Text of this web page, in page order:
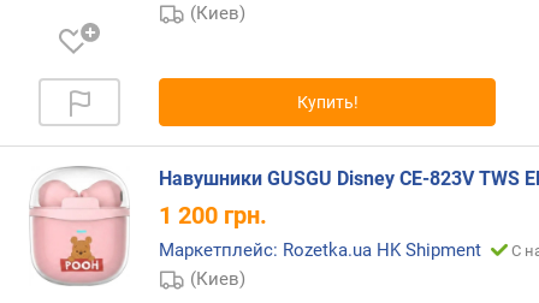
д
ш
ы
х
к
о
р
(Киев)
Купить!
Навушники GUSGU Disney CE-823V TWS
1 200 грн.
Маркетплейс: Rozetka.ua HK Shipment С
(Киев)